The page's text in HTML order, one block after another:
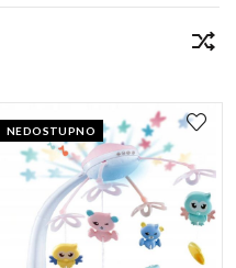
NEDOSTUPNO